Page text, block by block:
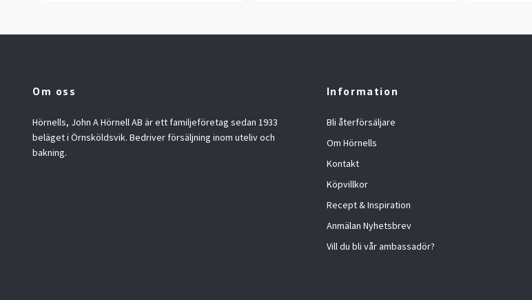
Om oss
Hörnells, John A Hörnell AB är ett familjeföretag sedan 1933
beläget i Örnsköldsvik. Bedriver försäljning inom uteliv och
bakning.
Information
Bli återförsäljare
Om Hörnells
Kontakt
Köpvillkor
Recept & Inspiration
Anmälan Nyhetsbrev
Vill du bli vår ambassadör?